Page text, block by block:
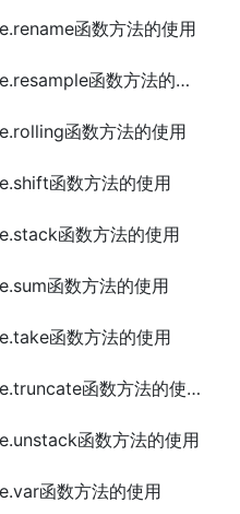
函数方法的使用
Python pandas.DataFrame.resample函数方法的使用
函数方法的使用
函数方法的使用
函数方法的使用
函数方法的使用
函数方法的使用
Python pandas.DataFrame.truncate函数方法的使用
函数方法的使用
函数方法的使用